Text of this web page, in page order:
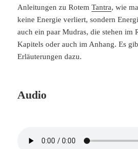
Anleitungen zu RotemTantra, wie
keine Energie verliert, sondern
auch ein paar Mudras, die stehen im
Kapitels oder auch im Anhang. Es
Erläuterungen dazu.
Audio